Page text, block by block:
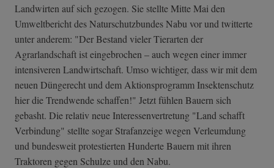
Landwirten auf sich gezogen. Sie stellte Mitte Mai den
Umweltbericht des Naturschutzbundes Nabu vor und twitterte
unter anderem: "Der Bestand vieler Tierarten der
Agrarlandschaft ist eingebrochen – auch wegen einer immer
intensiveren Landwirtschaft. Umso wichtiger, dass wir mit dem
neuen Düngerecht und dem Aktionsprogramm Insektenschutz
hier die Trendwende schaffen!" Jetzt fühlen Bauern sich
gebasht. Die relativ neue Interessenvertretung "Land schafft
Verbindung" stellte sogar Strafanzeige wegen Verleumdung
und bundesweit protestierten Hunderte Bauern mit ihren
Traktoren gegen Schulze und den Nabu.